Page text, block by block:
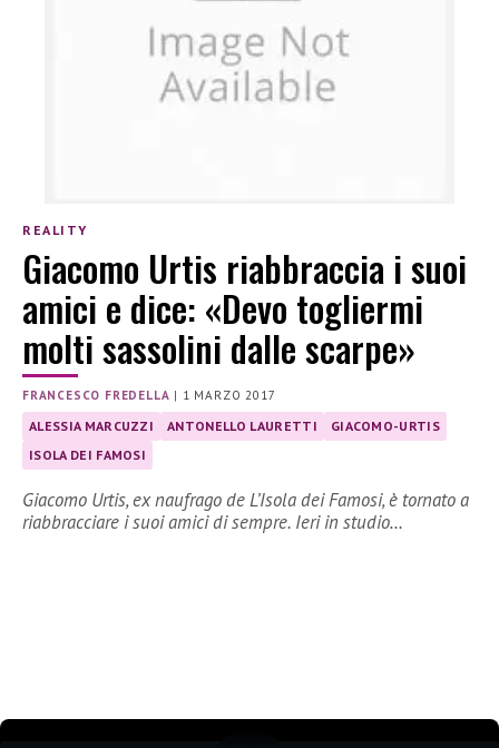
REALITY
Giacomo Urtis riabbraccia i suoi
amici e dice: «Devo togliermi
molti sassolini dalle scarpe»
FRANCESCO FREDELLA | 1 MARZO 2017
ALESSIA MARCUZZI ANTONELLO LAURETTI
GIACOMO-URTIS
ISOLA DEI FAMOSI
Giacomo Urtis, ex naufrago de L’Isola dei Famosi, è tornato a
riabbracciare i suoi amici di sempre. Ieri in studio…